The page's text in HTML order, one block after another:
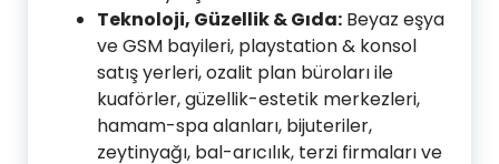
Teknoloji, Güzellik & Gıda: Beyaz eşya
ve GSM bayileri, playstation & konsol
satış yerleri, ozalit plan büroları ile
kuaförler, güzellik-estetik merkezleri,
hamam-spa alanları, bijuteriler,
zeytinyağı, bal-arıcılık, terzi firmaları ve